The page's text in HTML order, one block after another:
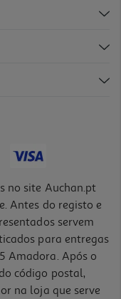
no site Auchan.pt
Antes do registo e
servem
para entregas
Amadora. Após o
código postal,
na loja que serve